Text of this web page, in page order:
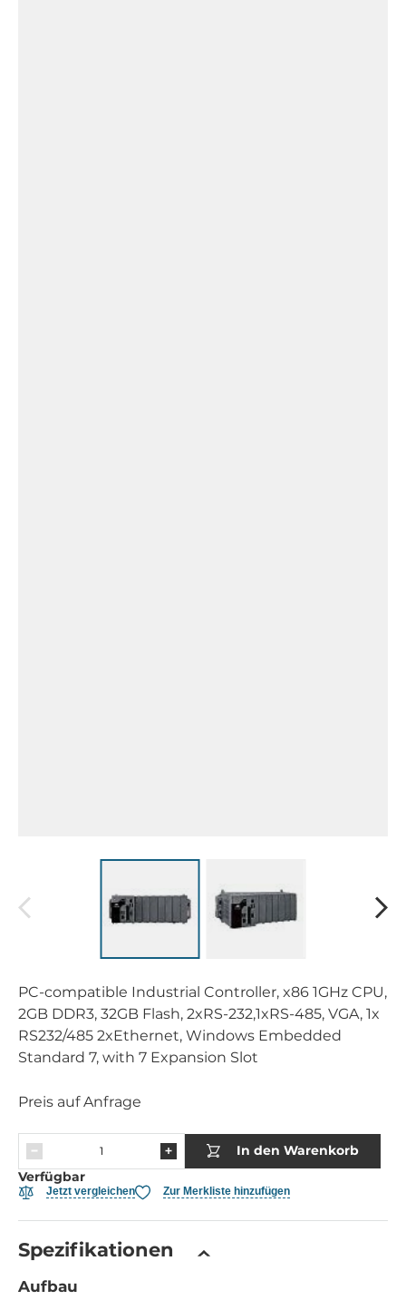
PC-compatible Industrial Controller, x86 1GHz CPU,
2GB DDR3, 32GB Flash, 2xRS-232,1xRS-485, VGA, 1x
RS232/485 2xEthernet, Windows Embedded
Standard 7, with 7 Expansion Slot
Preis auf Anfrage
In den Warenkorb
Verfügbar
Jetzt vergleichen Zur Merkliste hinzufügen
Spezifikationen
Aufbau